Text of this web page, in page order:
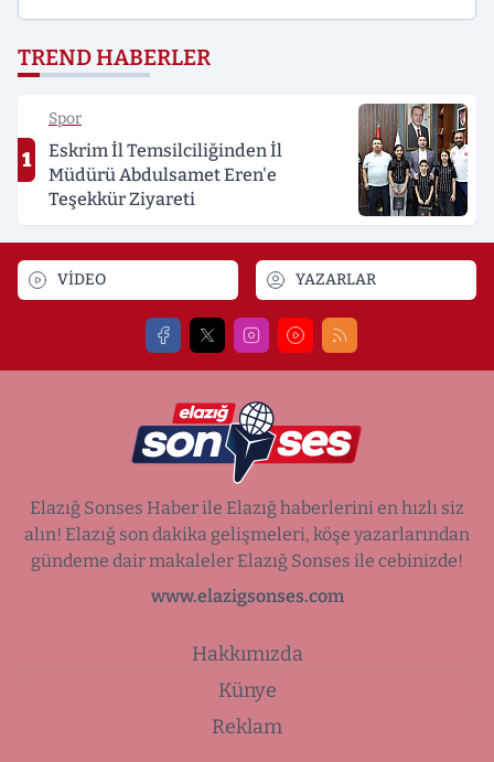
TREND HABERLER
1
Spor
Eskrim İl Temsilciliğinden İl
Müdürü Abdulsamet Eren'e
Teşekkür Ziyareti
VİDEO YAZARLAR
Elazığ Sonses Haber ile Elazığ haberlerini en hızlı siz
alın! Elazığ son dakika gelişmeleri, köşe yazarlarından
gündeme dair makaleler Elazığ Sonses ile cebinizde!
www.elazigsonses.com
Hakkımızda
Künye
Reklam